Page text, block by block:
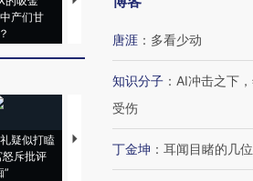
产们甘
疑似打瞌
斥批评
”
视线｜全球最热百城独占
97个 印度如何熬过48°C
38岁梅
阿根
唐涯 ： 多看少动
知识分子 ： AI冲击之下
受伤
丁金坤 ： 耳闻目睹的几